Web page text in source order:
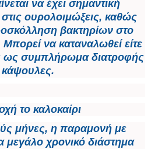
να έχει σημαντική
ουρολοιμώξεις, καθώς
βακτηρίων στο
να καταναλωθεί είτε
ως συμπλήρωμα διατροφής
το καλοκαίρι
μήνες, η παραμονή με
μεγάλο χρονικό διάστημα